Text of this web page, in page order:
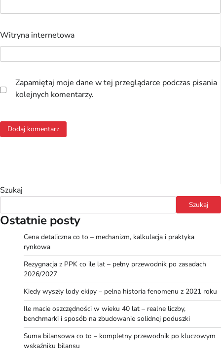
Witryna internetowa
Zapamiętaj moje dane w tej przeglądarce podczas pisania
kolejnych komentarzy.
Szukaj
Szukaj
Ostatnie posty
Cena detaliczna co to – mechanizm, kalkulacja i praktyka
rynkowa
Rezygnacja z PPK co ile lat – pełny przewodnik po zasadach
2026/2027
Kiedy wyszły lody ekipy – pełna historia fenomenu z 2021 roku
Ile macie oszczędności w wieku 40 lat – realne liczby,
benchmarki i sposób na zbudowanie solidnej poduszki
Suma bilansowa co to – kompletny przewodnik po kluczowym
wskaźniku bilansu